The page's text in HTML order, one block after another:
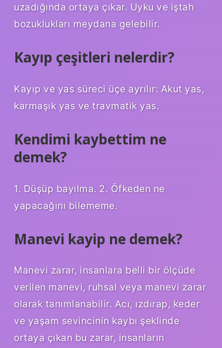
uzadığında ortaya çıkar. Uyku ve iştah
bozuklukları meydana gelebilir.
Kayıp çeşitleri nelerdir?
Kayıp ve yas süreci üçe ayrılır: Akut yas,
karmaşık yas ve travmatik yas.
Kendimi kaybettim ne
demek?
1. Düşüp bayılma. 2. Öfkeden ne
yapacağını bilememe.
Manevi kayip ne demek?
Manevi zarar, insanlara belli bir ölçüde
verilen manevi, ruhsal veya manevi zarar
olarak tanımlanabilir. Acı, ızdırap, keder
ve yaşam sevincinin kaybı şeklinde
ortaya çıkan bu zarar, insanların